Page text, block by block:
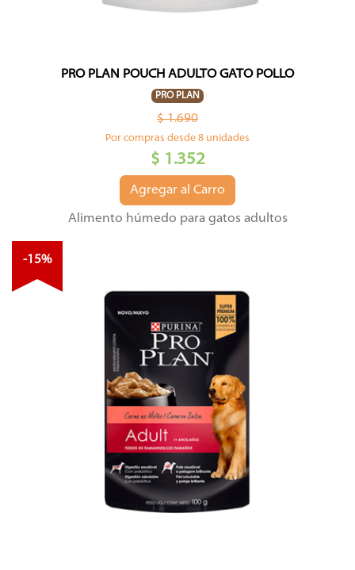
PRO PLAN POUCH ADULTO GATO POLLO
PRO PLAN
$ 1.690
Por compras desde 8 unidades
$ 1.352
Agregar al Carro
Alimento húmedo para gatos adultos
-15%